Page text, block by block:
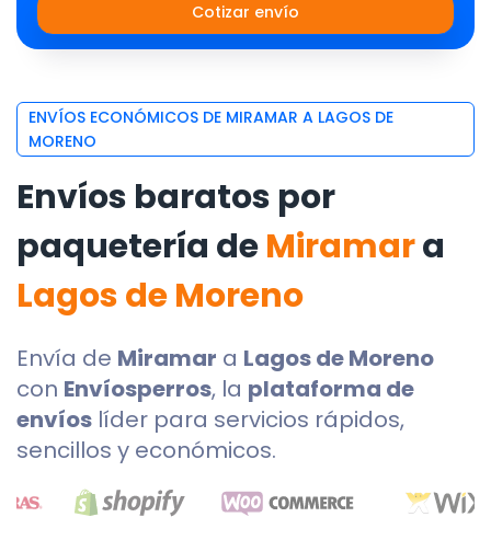
Cotizar envío
ENVÍOS ECONÓMICOS DE MIRAMAR A LAGOS DE
MORENO
Envíos baratos por
paquetería deMiramara
Lagos de Moreno
Envía de Miramar a Lagos de Moreno
con Envíosperros, la plataforma de
envíos líder para servicios rápidos,
sencillos y económicos.